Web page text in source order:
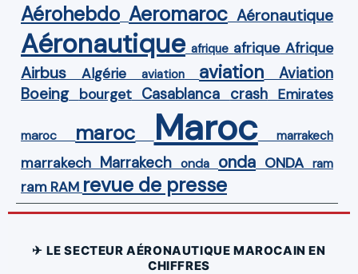
Aérohebdo Aeromaroc Aéronautique
Aéronautique afrique afrique Afrique
Airbus Algérie aviation aviation Aviation
Boeing bourget Casablanca crash Emirates
maroc maroc Maroc marrakech
marrakech Marrakech onda onda ONDA ram
ram RAM revue de presse
✈ LE SECTEUR AÉRONAUTIQUE MAROCAIN EN
CHIFFRES